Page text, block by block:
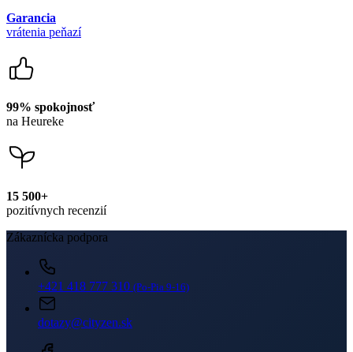
Garancia
vrátenia peňazí
99% spokojnosť
na Heureke
15 500+
pozitívnych recenzií
Zákaznícka podpora
+421 418 777 310 (Po-Pia 9-16)
dotazy@cityzen.sk